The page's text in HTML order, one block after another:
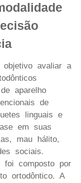
objetivo avaliar a
aparelho
de
linguais e
em suas
mau hálito,
sociais.
foi composto por
ortodôntico. A